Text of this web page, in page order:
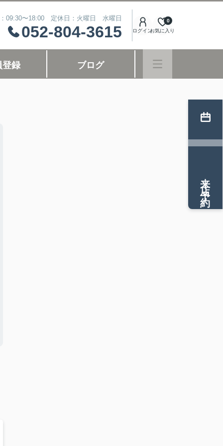
09:30〜18:00 定休日：火曜日 水曜日
052-804-3615 ログインお気に入り
0
登録 ブログ
来店予約